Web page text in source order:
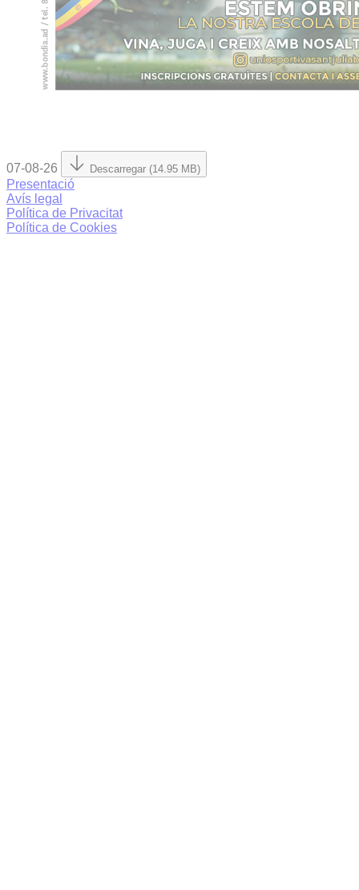
07-08-26 Descarregar (14.95 MB)
Presentació
Avís legal
Política de Privacitat
Política de Cookies